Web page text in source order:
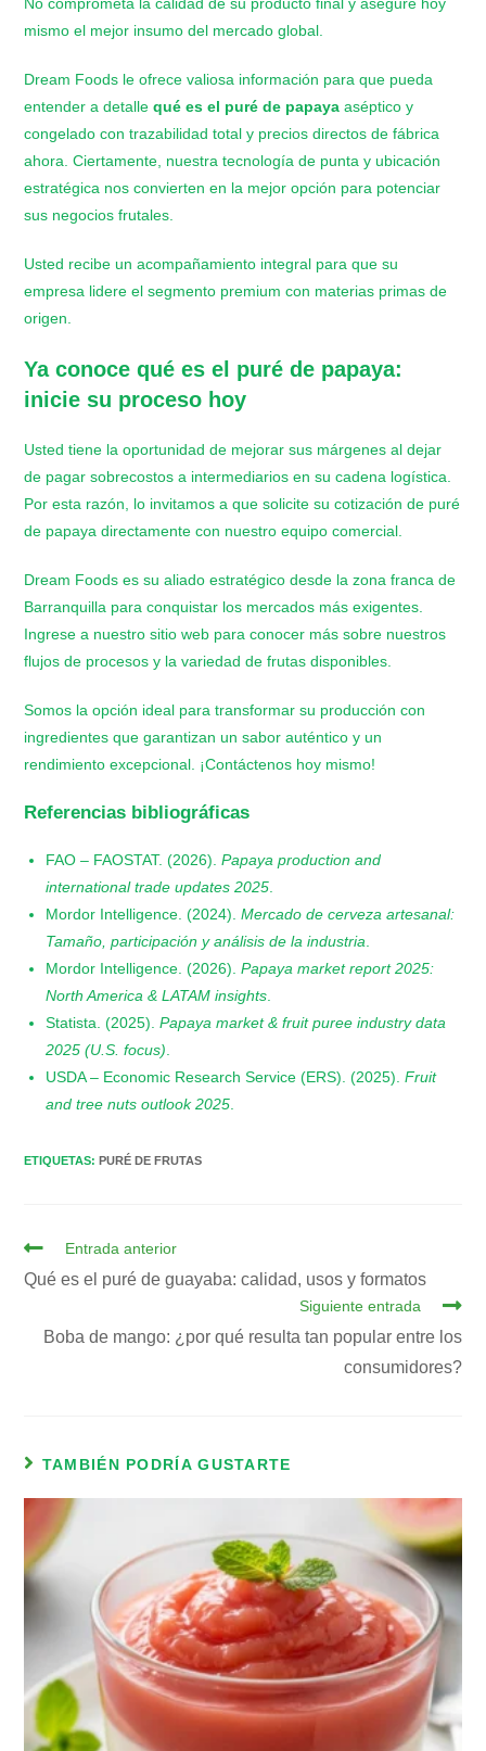
mismo el mejor insumo del mercado global.
Dream Foods le ofrece valiosa información para que pueda
entender a detallequé es el puré de papaya aséptico y
congelado con trazabilidad total y precios directos de fábrica
ahora. Ciertamente, nuestra tecnología de punta y ubicación
estratégica nos convierten en la mejor opción para potenciar
sus negocios frutales.
Usted recibe un acompañamiento integral para que su
empresa lidere el segmento premium con materias primas de
origen.
Ya conocequé es el puré de papaya:
inicie su proceso hoy
Usted tiene la oportunidad de mejorar sus márgenes al dejar
de pagar sobrecostos a intermediarios en su cadena logística.
Por esta razón, lo invitamos a que solicite su cotización de puré
de papaya directamente con nuestro equipo comercial.
Dream Foods es su aliado estratégico desde la zona franca de
Barranquilla para conquistar los mercados más exigentes.
Ingrese a nuestro sitio web para conocer más sobre nuestros
flujos de procesos y la variedad de frutas disponibles.
Somos la opción ideal para transformar su producción con
ingredientes que garantizan un sabor auténtico y un
rendimiento excepcional. ¡Contáctenos hoy mismo!
Referencias bibliográficas
FAO – FAOSTAT. (2026).Papaya production and
international trade updates 2025
​Mordor Intelligence. (2024).Mercado de cerveza artesanal:
Tamaño, participación y análisis de la industria
​Mordor Intelligence. (2026).Papaya market report 2025:
North America & LATAM insights
​Statista. (2025).Papaya market & fruit puree industry data
2025 (U.S. focus)
​USDA – Economic Research Service (ERS). (2025).Fruit
and tree nuts outlook 2025
ETIQUETAS:PURÉ DE FRUTAS
Entrada anterior
Qué es el puré de guayaba: calidad, usos y formatos
Siguiente entrada
Boba de mango: ¿por qué resulta tan popular entre los
consumidores?
TAMBIÉN PODRÍA GUSTARTE